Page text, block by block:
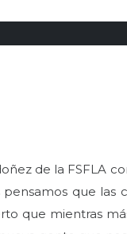
de la FSFLA
que las
que mientras